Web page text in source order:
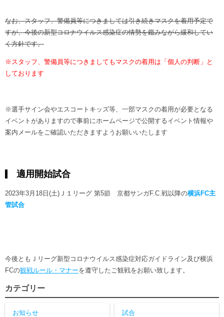
ニッパツ横浜FCシーガルズ
ゲームスチュワード
学生インターンシップ
フェニックスクラブ
チアスクール
お問い合わせ
なお、スタッフ、警備員等につきましては引き続きマスクを着用予定で
すが、今後の新型コロナウイルス感染症の情勢を鑑みながら緩和してい
く方針です。
※スタッフ、警備員等につきましてもマスクの着用は「個人の判断」と
しております
※選手サイン会やエスコートキッズ等、一部マスクの着用が必要となる
イベントがありますので事前にホームページで公開するイベント情報や
案内メールをご確認いただきますようお願いいたします
適用開始試合
2023年3月18日(土)Ｊ１リーグ 第5節 京都サンガF.C.戦以降の横浜FC主
管試合
今後ともＪリーグ新型コロナウイルス感染症対応ガイドライン及び横浜
FCの観戦ルール・マナーを遵守したご観戦をお願い致します。
カテゴリー
お知らせ 試合